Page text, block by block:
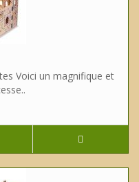
Voici un magnifique et